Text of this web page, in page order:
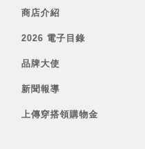
商店介紹
2026 電子目錄
品牌大使
新聞報導
上傳穿搭領購物金